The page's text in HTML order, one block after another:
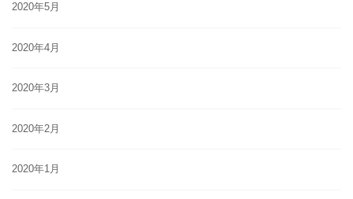
2020年5月
2020年4月
2020年3月
2020年2月
2020年1月